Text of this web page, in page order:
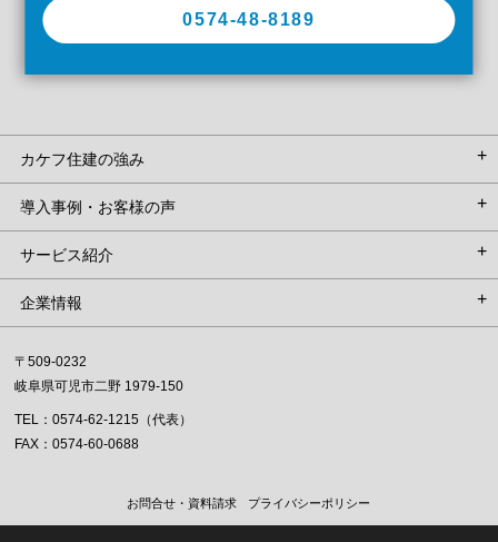
0574-48-8189
カケフ住建の強み
導入事例・お客様の声
サービス紹介
企業情報
〒509-0232
岐阜県可児市二野 1979-150
TEL：0574-62-1215（代表）
FAX：0574-60-0688
お問合せ・資料請求 プライバシーポリシー